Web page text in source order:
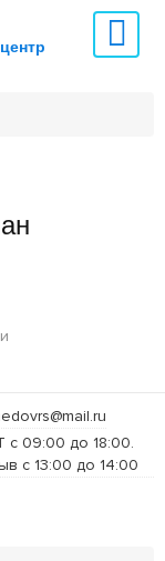
с 09:00 до 18:00.
с 13:00 до 14:00